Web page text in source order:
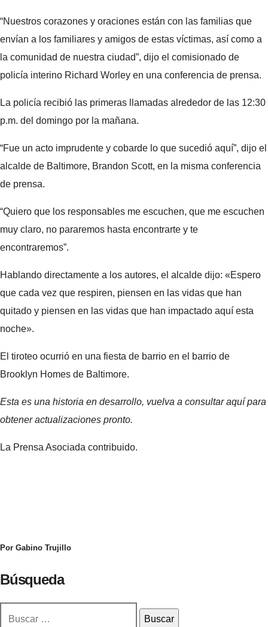
“Nuestros corazones y oraciones están con las familias que
envían a los familiares y amigos de estas víctimas, así como a
la comunidad de nuestra ciudad”, dijo el comisionado de
policía interino Richard Worley en una conferencia de prensa.
La policía recibió las primeras llamadas alrededor de las 12:30
p.m. del domingo por la mañana.
“Fue un acto imprudente y cobarde lo que sucedió aquí”, dijo el
alcalde de Baltimore, Brandon Scott, en la misma conferencia
de prensa.
“Quiero que los responsables me escuchen, que me escuchen
muy claro, no pararemos hasta encontrarte y te
encontraremos”.
Hablando directamente a los autores, el alcalde dijo: «Espero
que cada vez que respiren, piensen en las vidas que han
quitado y piensen en las vidas que han impactado aquí esta
noche».
El tiroteo ocurrió en una fiesta de barrio en el barrio de
Brooklyn Homes de Baltimore.
Esta es una historia en desarrollo, vuelva a consultar aquí para
obtener actualizaciones pronto.
La Prensa Asociada contribuido.
Por Gabino Trujillo
Búsqueda